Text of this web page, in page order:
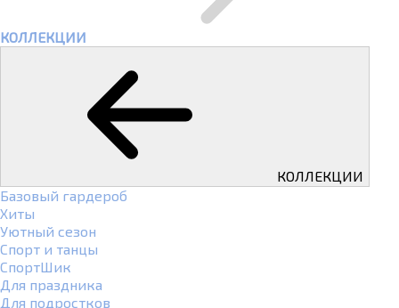
КОЛЛЕКЦИИ
КОЛЛЕКЦИИ
Базовый гардероб
Хиты
Уютный сезон
Спорт и танцы
СпортШик
Для праздника
Для подростков